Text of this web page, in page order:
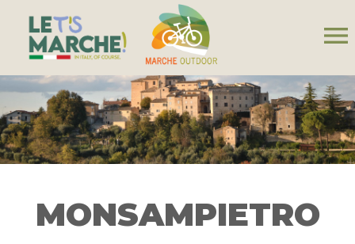
menu
MONSAMPIETRO